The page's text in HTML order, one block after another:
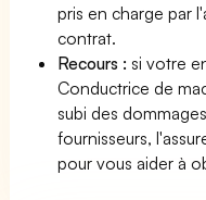
pris en charge par
contrat.
Recours : si votre
Conductrice de
subi des
fournisseurs,
pour vous aider à